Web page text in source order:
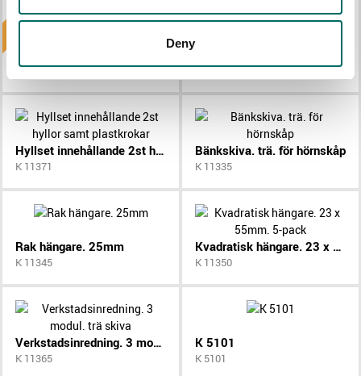
Deny
Nyhet!
K 11392
Nyhet!
K 11393
Hyllset innehållande 2st hyllor samt plastkrokar
K 11371
Bänkskiva. trä. för hörnskåp
K 11335
Rak hängare. 25mm
K 11345
Kvadratisk hängare. 23 x 55mm. 5-pack
K 11350
Verkstadsinredning. 3 modul. trä skiva
K 11365
K 5101
K 5101